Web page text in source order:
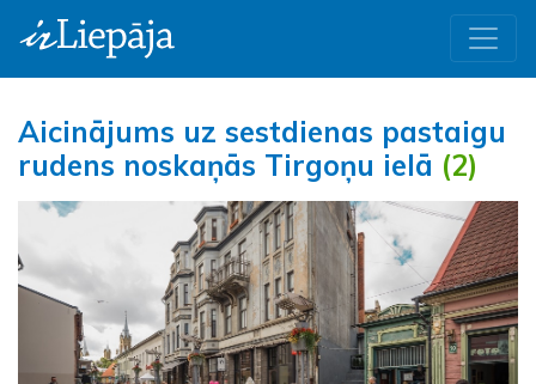
Aicinājums uz sestdienas pastaigu
rudens noskaņās Tirgoņu ielā (2)